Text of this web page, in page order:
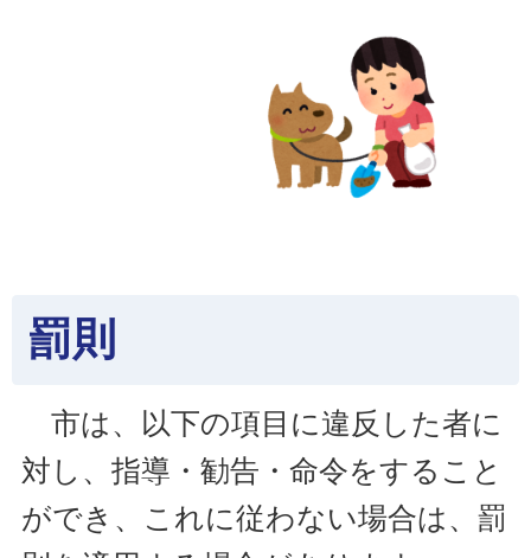
罰則
市は、以下の項目に違反した者に
対し、指導・勧告・命令をすること
ができ、これに従わない場合は、罰